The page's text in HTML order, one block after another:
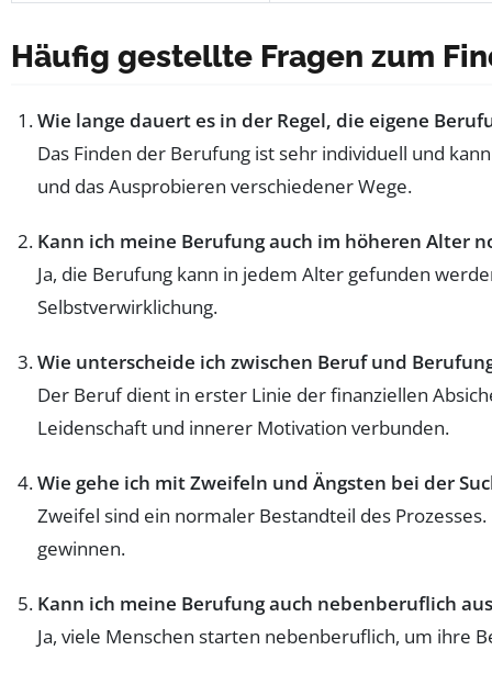
Häufig gestellte Fragen zum
Wie lange dauert es in der Regel, die eigene
Das Finden der Berufung ist sehr individuell und
und das Ausprobieren verschiedener Wege.
Kann ich meine Berufung auch im höheren Alter
Ja, die Berufung kann in jedem Alter gefunden
Selbstverwirklichung.
Wie unterscheide ich zwischen Beruf und
Der Beruf dient in erster Linie der finanziellen
Leidenschaft und innerer Motivation verbunden.
Wie gehe ich mit Zweifeln und Ängsten bei der
Zweifel sind ein normaler Bestandteil des
gewinnen.
Kann ich meine Berufung auch nebenberuflich
Ja, viele Menschen starten nebenberuflich, um ihre